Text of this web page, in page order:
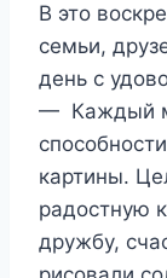
В это
семьи,
день с
— Каждый
картины.
радостную
дружбу,